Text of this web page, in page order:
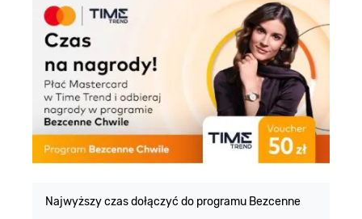
Najwyższy czas dołączyć do programu Bezcenne